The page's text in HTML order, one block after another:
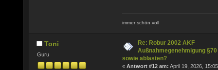
immer schön voll
Toni
Guru
Re: Robur 2002 AKF
Außnahmegenehmigung §70
sowie ablasten?
« Antwort #12 am: April 19, 2026,